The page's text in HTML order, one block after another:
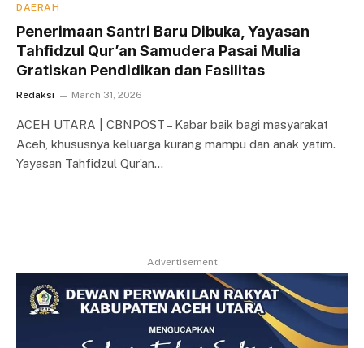
DAERAH
Penerimaan Santri Baru Dibuka, Yayasan
Tahfidzul Qur’an Samudera Pasai Mulia
Gratiskan Pendidikan dan Fasilitas
Redaksi March 31, 2026
ACEH UTARA | CBNPOST – Kabar baik bagi masyarakat
Aceh, khususnya keluarga kurang mampu dan anak yatim.
Yayasan Tahfidzul Qur’an…
Advertisement